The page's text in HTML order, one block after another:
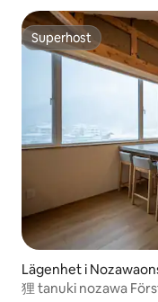
Superhost
Superhost
Lägenhet i
狸 tanuki nozawa